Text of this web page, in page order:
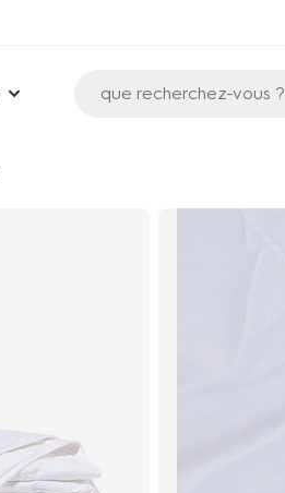
que recherchez-vous ?